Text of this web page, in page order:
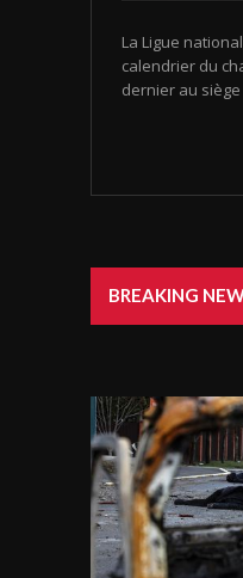
La Ligue
calendrier du
dernier au
BREAKING